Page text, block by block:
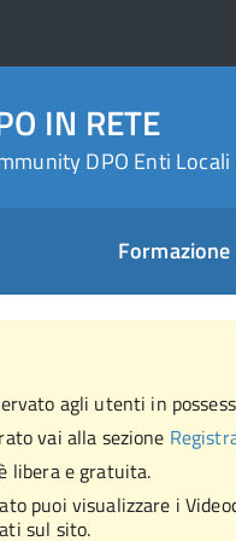
IN RETE
DPO Enti Locali
Formazione
agli utenti in
vai alla sezione
libera e gratuita.
puoi visualizzare i
sul sito.